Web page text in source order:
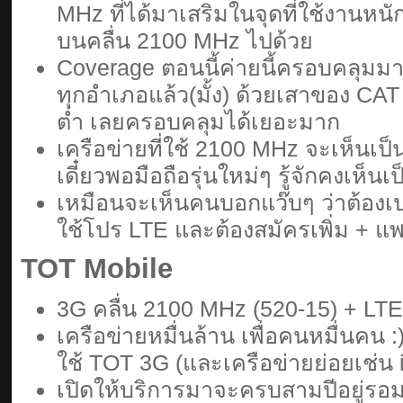
MHz ที่ได้มาเสริมในจุดที่ใช้งานหนั
บนคลื่น 2100 MHz ไปด้วย
Coverage ตอนนี้ค่ายนี้ครอบคลุมม
ทุกอำเภอแล้ว(มั้ง) ด้วยเสาของ
ต่ำ เลยครอบคลุมได้เยอะมาก
เครือข่ายที่ใช้ 2100 MHz จะเห็นเ
เดี๋ยวพอมือถือรุ่นใหม่ๆ รู้จักคงเห็นเ
เหมือนจะเห็นคนบอกแว๊บๆ ว่าต้อง
ใช้โปร LTE และต้องสมัครเพิ่ม + แ
TOT Mobile
3G คลื่น 2100 MHz (520-15) +
เครือข่ายหมื่นล้าน เพื่อคนหมื่นคน
ใช้ TOT 3G (และเครือข่ายย่อยเช่น
เปิดให้บริการมาจะครบสามปีอยู่ร